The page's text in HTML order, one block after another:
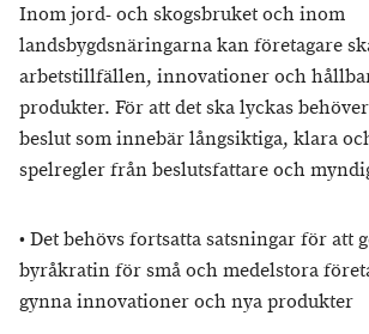
Inom jord- och skogsbruket och inom
landsbygdsnäringarna kan företagare
arbetstillfällen, innovationer och
produkter. För att det ska lyckas
beslut som innebär långsiktiga, klara
spelregler från beslutsfattare och
•Det behövs fortsatta satsningar för att
byråkratin för små och medelstora
gynna innovationer och nya produkter